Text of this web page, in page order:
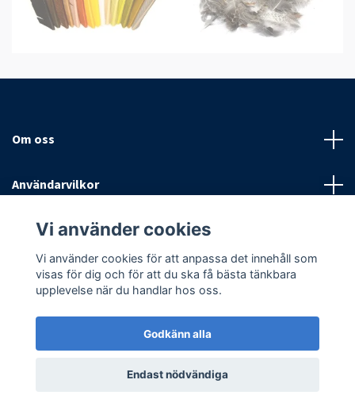
Om oss
Användarvilkor
Sociala medier
© 2026 Antispinn AB
Vi använder cookies
Vi använder cookies för att anpassa det innehåll som
visas för dig och för att du ska få bästa tänkbara
upplevelse när du handlar hos oss.
Godkänn alla
Endast nödvändiga